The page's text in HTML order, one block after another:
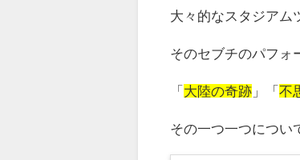
大々的なスタジアム
そのセブチのパフォ
「 大陸の奇跡 」「不
その一つ一つについ